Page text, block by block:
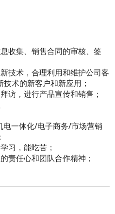
收集、销售合同的审核、签
技术，合理利用和维护公司客
术的新客户和新应用；
访，进行产品宣传和销售；
一体化/电子商务/市场营销
习，能吃苦；
责任心和团队合作精神；